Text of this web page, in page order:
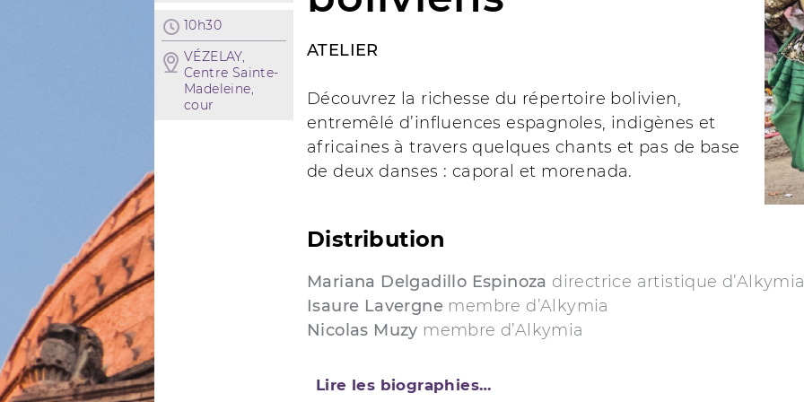
10h30
VÉZELAY,
Centre Sainte-
Madeleine,
cour
ATELIER
Découvrez la richesse du répertoire bolivien,
entremêlé d’influences espagnoles, indigènes et
africaines à travers quelques chants et pas de base
de deux danses : caporal et morenada.
Distribution
Mariana Delgadillo Espinoza directrice artistique
Isaure Lavergne membre d’Alkymia
Nicolas Muzy membre d’Alkymia
Lire les biographies…